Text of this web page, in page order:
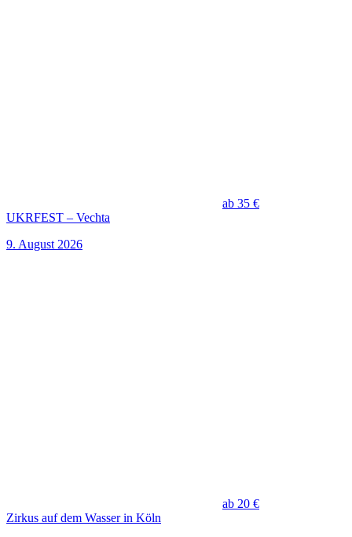
ab 35 €
UKRFEST – Vechta
9. August 2026
ab 20 €
Zirkus auf dem Wasser in Köln